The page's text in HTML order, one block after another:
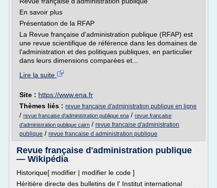
En savoir plus
Présentation de la RFAP
La Revue française d'administration publique (RFAP) est
une revue scientifique de référence dans les domaines de
l'administration et des politiques publiques, en particulier
dans leurs dimensions comparées et...
Lire la suite
Site : https://www.ena.fr
Thèmes liés : revue francaise d'administration publique en ligne
/ revue francaise d'administration publique ena / revue francaise
d'administration publique cairn / revue francaise d'administration
publique / revue francaise d administration publique
Revue française d'administration publique
— Wikipédia
Historique[ modifier | modifier le code ]
Héritière directe des bulletins de l' Institut international